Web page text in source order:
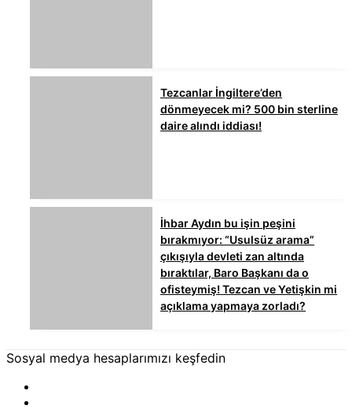
Tezcanlar İngiltere’den
dönmeyecek mi? 500 bin sterline
daire alındı iddiası!
İhbar Aydın bu işin peşini
bırakmıyor: “Usulsüz arama”
çıkışıyla devleti zan altında
bıraktılar, Baro Başkanı da o
ofisteymiş! Tezcan ve Yetişkin mi
açıklama yapmaya zorladı?
Sosyal medya hesaplarımızı keşfedin